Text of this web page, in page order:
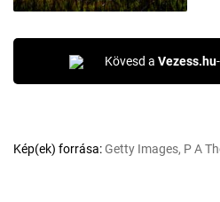
Kövesd a Vezess.hu
Kép(ek) forrása:Getty Images, P A